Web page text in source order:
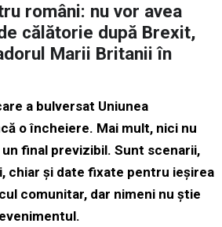
români: nu vor avea
călătorie după Brexit,
Marii Britanii în
a bulversat Uniunea
o încheiere. Mai mult, nici nu
final previzibil. Sunt scenarii,
chiar şi date fixate pentru ieşirea
comunitar, dar nimeni nu ştie